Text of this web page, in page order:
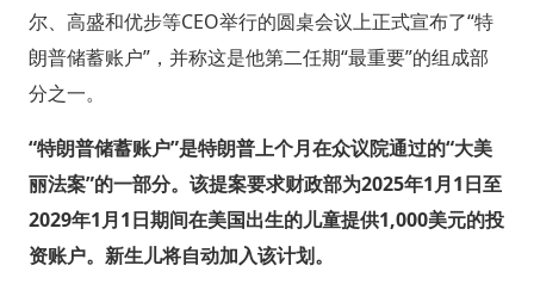
尔、高盛和优步等CEO举行的圆桌会议上正式宣布了“特
朗普储蓄账户”，并称这是他第二任期“最重要”的组成部
分之一。
“特朗普储蓄账户”是特朗普上个月在众议院通过的“大美
丽法案”的一部分。该提案要求财政部为2025年1月1日至
2029年1月1日期间在美国出生的儿童提供1,000美元的投
资账户。新生儿将自动加入该计划。